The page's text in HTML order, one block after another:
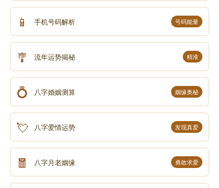
📱 手机号码解析 号码能量
🎐 流年运势揭秘 精准
💍 八字婚姻测算 姻缘奥秘
💘 八字爱情运势 发现真爱
🧧 八字月老姻缘 勇敢求爱